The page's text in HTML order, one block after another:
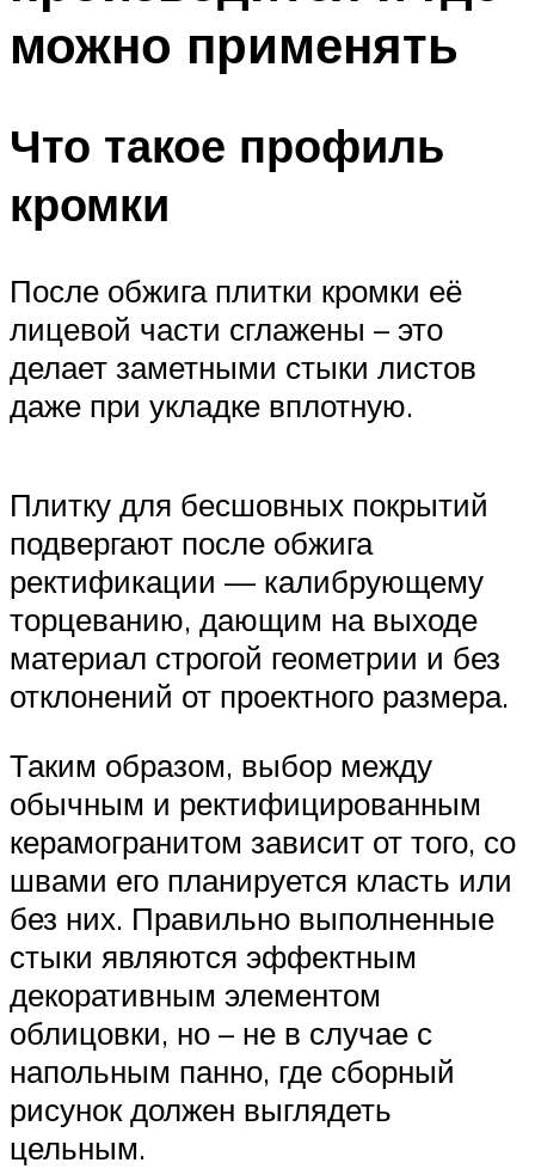
можно применять
Что такое профиль
кромки
После обжига плитки кромки её
лицевой части сглажены – это
делает заметными стыки листов
даже при укладке вплотную.
Плитку для бесшовных покрытий
подвергают после обжига
ректификации — калибрующему
торцеванию, дающим на выходе
материал строгой геометрии и без
отклонений от проектного размера.
Таким образом, выбор между
обычным и ректифицированным
керамогранитом зависит от того, со
швами его планируется класть или
без них. Правильно выполненные
стыки являются эффектным
декоративным элементом
облицовки, но – не в случае с
напольным панно, где сборный
рисунок должен выглядеть
цельным.